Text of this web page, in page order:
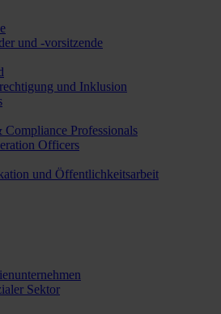
und -vorsitzende
und Inklusion
Professionals
Officers
und Öffentlichkeitsarbeit
Sektor